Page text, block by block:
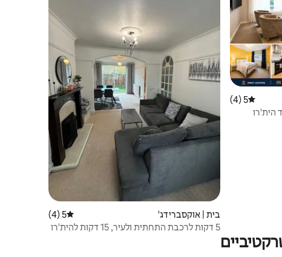
דירוג ממוצע של 5 מתוך 5, 4 ביקורות
5 (4)
הית'רו
בית | אוקסברידג' דירוג ממוצע של 5 מתוך 5, 4 ביקורות
5 (4)
5 דקות לרכבת התחתית ולעיר, 15 דקות להית'רו